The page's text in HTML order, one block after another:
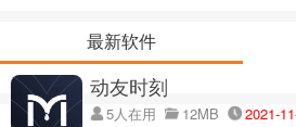
最新软件
动友时刻
5人在用 12MB
2021-